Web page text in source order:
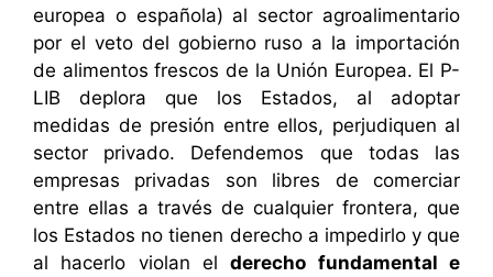
europea o española) al sector agroalimentario
por el veto del gobierno ruso a la importación
de alimentos frescos de la Unión Europea. El P-
LIB deplora que los Estados, al adoptar
medidas de presión entre ellos, perjudiquen al
sector privado. Defendemos que todas las
empresas privadas son libres de comerciar
entre ellas a través de cualquier frontera, que
los Estados no tienen derecho a impedirlo y que
al hacerlo violan elderecho fundamental e